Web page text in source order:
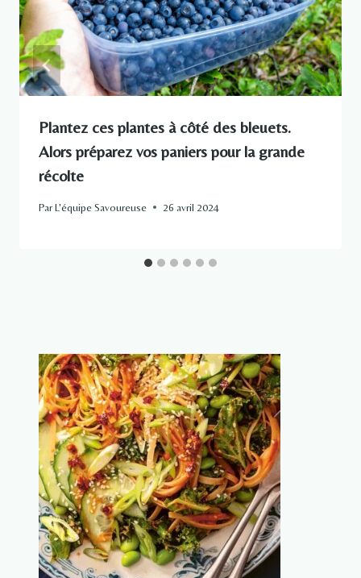
Plantez ces plantes à côté des bleuets.
Alors préparez vos paniers pour la grande
récolte
ParL'équipe Savoureuse 26 avril 2024